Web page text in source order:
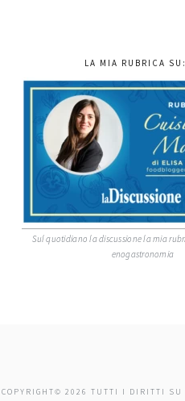
LA MIA RUBRICA
Sul quotidiano la discussione la mia
enogastronomia
COPYRIGHT© 2026 TUTTI I DIRITTI SU